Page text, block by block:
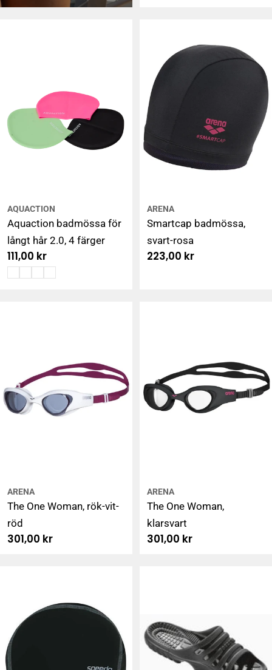
AQUACTION
Aquaction badmössa för
långt hår 2.0, 4 färger
Ordinarie
pris
111,00 kr
ARENA
Smartcap badmössa,
svart-rosa
Ordinarie
223,00 kr
ARENA
The One Woman, rök-vit-
röd
Ordinarie
301,00 kr
ARENA
The One Woman,
klarsvart
Ordinarie
301,00 kr